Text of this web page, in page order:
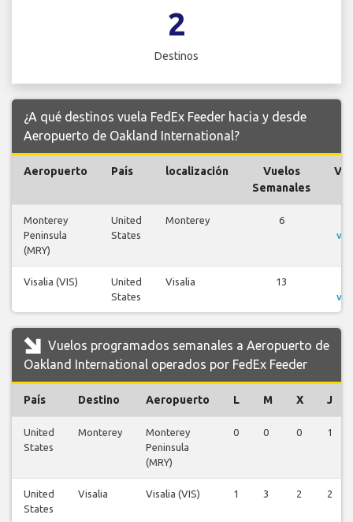
2
Destinos
¿A qué destinos vuela FedEx Feeder hacia y desde
Aeropuerto de Oakland International?
Aeropuerto País localización
Vuelos
Semanales
Monterey
Peninsula
(MRY)
United
States
Monterey 6
Visalia (VIS)
United
States
Visalia 13
Vuelos programados semanales a Aeropuerto de
Oakland International operados por FedEx Feeder
País Destino Aeropuerto L M X J
United
States
Monterey
Monterey
Peninsula
(MRY)
0 0 0 1
United
States
Visalia Visalia (VIS) 1 3 2 2